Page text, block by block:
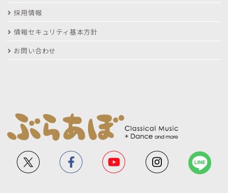
採用情報
情報セキュリティ基本方針
お問い合わせ